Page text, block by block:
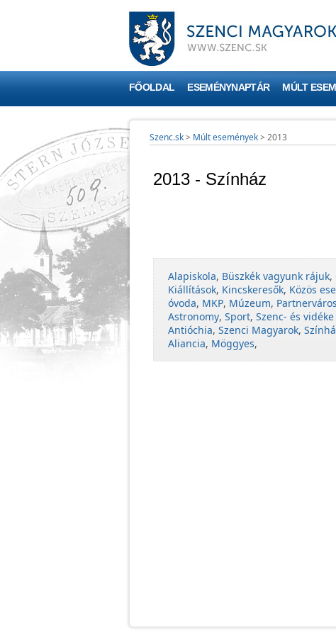
FŐOLDAL ESEMÉNYNAPTÁR MÚLT
Szenc.sk> Múlt események> 2013
2013 - Színház
Alapiskola, Büszkék vagyunk rájuk,
Kiállítások, Kincskeresők, Közös
óvoda, MKP, Múzeum,
Astronomy, Sport, Szenc- és
Antióchia, Szenci Magyarok,
Aliancia, Möggyes,